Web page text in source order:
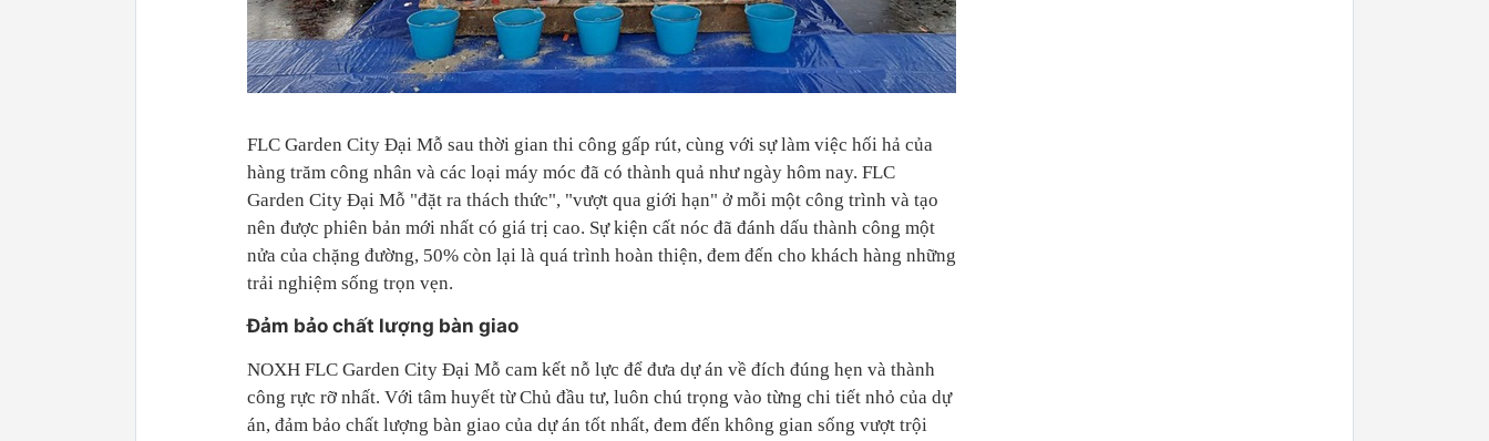
FLC Garden City Đại Mỗ sau thời gian thi công gấp rút, cùng với sự làm việc hối hả của
hàng trăm công nhân và các loại máy móc đã có thành quả như ngày hôm nay. FLC
Garden City Đại Mỗ "đặt ra thách thức", "vượt qua giới hạn" ở mỗi một công trình và tạo
nên được phiên bản mới nhất có giá trị cao. Sự kiện cất nóc đã đánh dấu thành công một
nửa của chặng đường, 50% còn lại là quá trình hoàn thiện, đem đến cho khách hàng những
trải nghiệm sống trọn vẹn.
Đảm bảo chất lượng bàn giao
NOXH FLC Garden City Đại Mỗ cam kết nỗ lực để đưa dự án về đích đúng hẹn và thành
công rực rỡ nhất. Với tâm huyết từ Chủ đầu tư, luôn chú trọng vào từng chi tiết nhỏ của dự
án, đảm bảo chất lượng bàn giao của dự án tốt nhất, đem đến không gian sống vượt trội